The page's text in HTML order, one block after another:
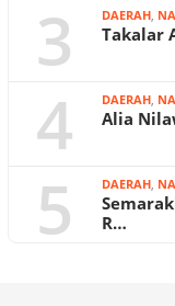
3 DAERAH
Takalar
4 DAERAH
Alia
5 DAERAH
R…